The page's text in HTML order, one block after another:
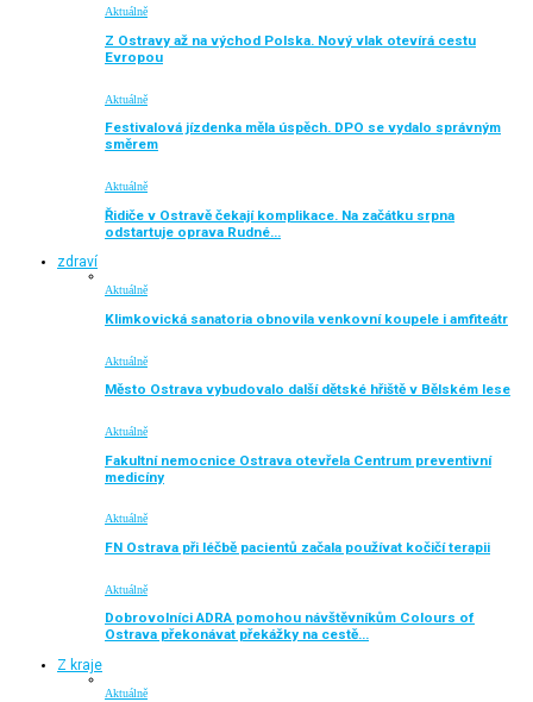
Aktuálně
Z Ostravy až na východ Polska. Nový vlak otevírá cestu
Evropou
Aktuálně
Festivalová jízdenka měla úspěch. DPO se vydalo správným
směrem
Aktuálně
Řidiče v Ostravě čekají komplikace. Na začátku srpna
odstartuje oprava Rudné…
zdraví
Aktuálně
Klimkovická sanatoria obnovila venkovní koupele i amfiteátr
Aktuálně
Město Ostrava vybudovalo další dětské hřiště v Bělském lese
Aktuálně
Fakultní nemocnice Ostrava otevřela Centrum preventivní
medicíny
Aktuálně
FN Ostrava při léčbě pacientů začala používat kočičí terapii
Aktuálně
Dobrovolníci ADRA pomohou návštěvníkům Colours of
Ostrava překonávat překážky na cestě…
Z kraje
Aktuálně